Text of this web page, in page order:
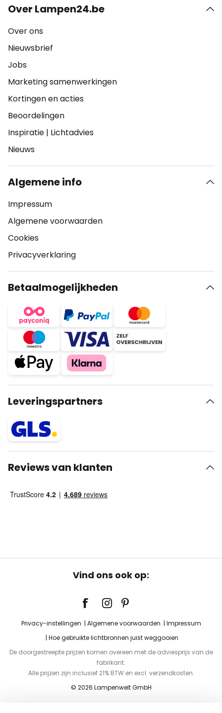
Over Lampen24.be
Over ons
Nieuwsbrief
Jobs
Marketing samenwerkingen
Kortingen en acties
Beoordelingen
Inspiratie | Lichtadvies
Nieuws
Algemene info
Impressum
Algemene voorwaarden
Cookies
Privacyverklaring
Betaalmogelijkheden
Leveringspartners
Reviews van klanten
Vind ons ook op:
Privacy-instellingen Algemene voorwaarden
Impressum
Hoe gebruikte lichtbronnen juist weggooien
De doorgestreepte prijzen komen overeen met de adviesprijs van de
fabrikant.
Alle prijzen zijn inclusief 21% BTW en excl. verzendkosten.
© 2026 Lampenwelt GmbH